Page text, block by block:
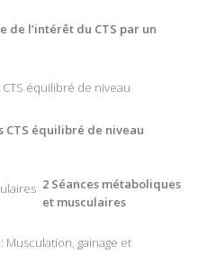
de l’intérêt du CTS par un
CTS équilibré de niveau
2 Séances métaboliques
et musculaires